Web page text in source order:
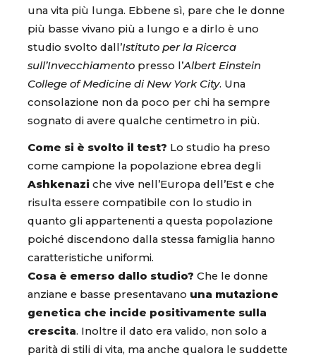
una vita più lunga. Ebbene sì, pare che le donne
più basse vivano più a lungo e a dirlo è uno
studio svolto dall’Istituto per la Ricerca
sull’Invecchiamento presso l’Albert Einstein
College of Medicine di New York City. Una
consolazione non da poco per chi ha sempre
sognato di avere qualche centimetro in più.
Come si è svolto il test? Lo studio ha preso
come campione la popolazione ebrea degli
Ashkenazi che vive nell’Europa dell’Est e che
risulta essere compatibile con lo studio in
quanto gli appartenenti a questa popolazione
poiché discendono dalla stessa famiglia hanno
caratteristiche uniformi.
Cosa è emerso dallo studio? Che le donne
anziane e basse presentavano una mutazione
genetica che incide positivamente sulla
crescita. Inoltre il dato era valido, non solo a
parità di stili di vita, ma anche qualora le suddette